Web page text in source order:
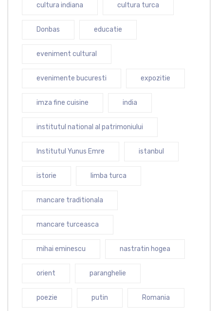
cultura indiana cultura turca
Donbas educatie
eveniment cultural
evenimente bucuresti expozitie
imza fine cuisine india
institutul national al patrimoniului
Institutul Yunus Emre istanbul
istorie limba turca
mancare traditionala
mancare turceasca
mihai eminescu nastratin hogea
orient paranghelie
poezie putin Romania